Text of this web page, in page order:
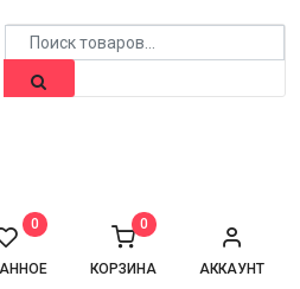
АККАУНТ
КОРЗИНА
0
0